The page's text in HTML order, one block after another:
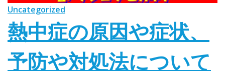
Uncategorized
熱中症の原因や症状、
予防や対処法について